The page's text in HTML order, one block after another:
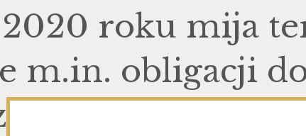
2020 roku mija
m.in. obligacji
Emitentów